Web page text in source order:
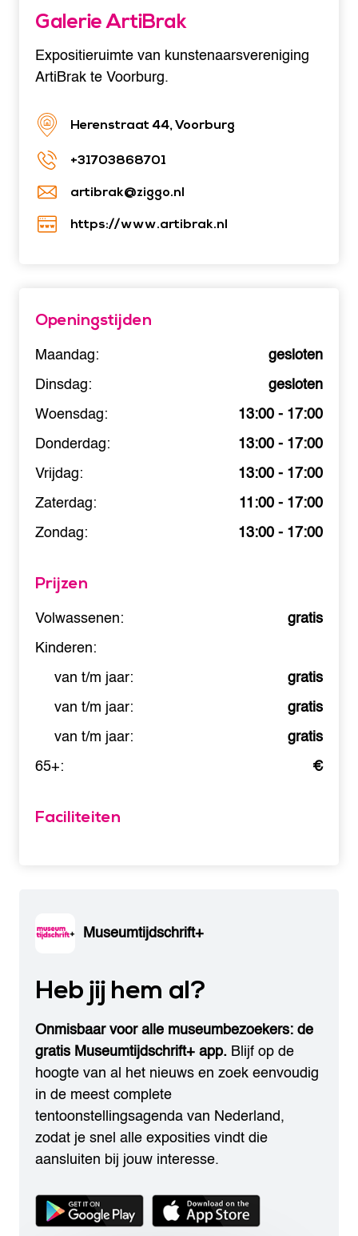
Galerie ArtiBrak
Expositieruimte van kunstenaarsvereniging
ArtiBrak te Voorburg.
Herenstraat 44, Voorburg
+31703868701
artibrak@ziggo.nl
https://www.artibrak.nl
Openingstijden
Maandag:
gesloten
Dinsdag:
gesloten
Woensdag:
13:00 - 17:00
Donderdag:
13:00 - 17:00
Vrijdag:
13:00 - 17:00
Zaterdag:
11:00 - 17:00
Zondag:
13:00 - 17:00
Prijzen
Volwassenen:
gratis
Kinderen:
van t/m jaar:
gratis
van t/m jaar:
gratis
van t/m jaar:
gratis
65+:
€
Faciliteiten
Museumtijdschrift+
Heb jij hem al?
Onmisbaar voor alle museumbezoekers: de
gratis Museumtijdschrift+ app. Blijf op de
hoogte van al het nieuws en zoek eenvoudig
in de meest complete
tentoonstellingsagenda van Nederland,
zodat je snel alle exposities vindt die
aansluiten bij jouw interesse.